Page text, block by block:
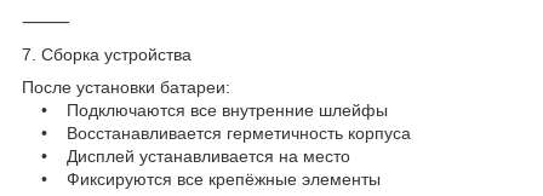
⸻
7. Сборка устройства
После установки батареи:
• Подключаются все внутренние шлейфы
• Восстанавливается герметичность корпуса
• Дисплей устанавливается на место
• Фиксируются все крепёжные элементы